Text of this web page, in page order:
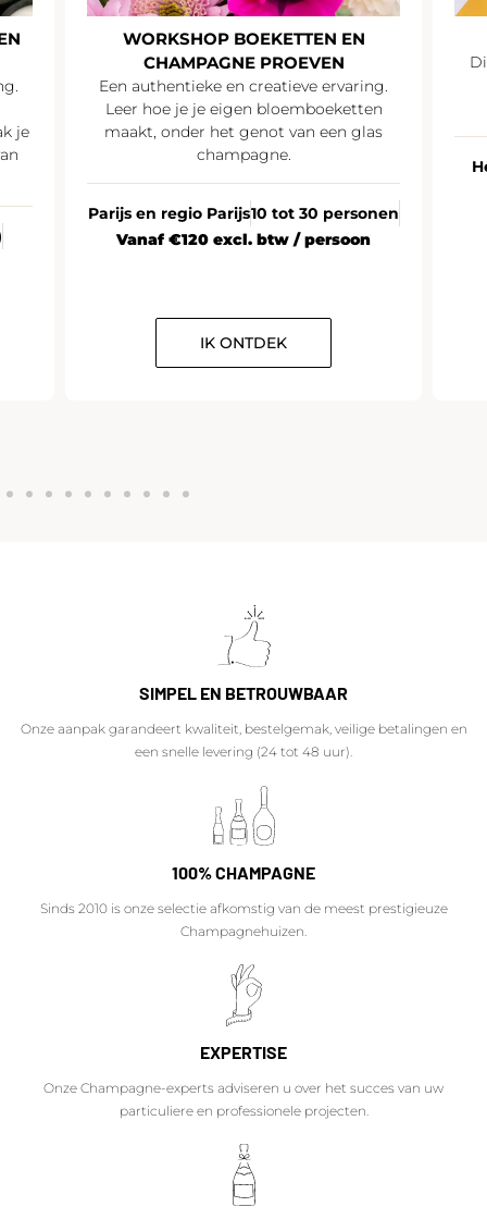
je
WORKSHOP BOEKETTEN EN
CHAMPAGNE PROEVEN
Een authentieke en creatieve ervaring.
Leer hoe je je eigen bloemboeketten
maakt, onder het genot van een glas
champagne.
Parijs en regio Parijs10 tot 30 personen
Vanaf €120 excl. btw / persoon
IK ONTDEK
SIMPEL EN BETROUWBAAR
Onze aanpak garandeert kwaliteit, bestelgemak, veilige betalingen en
een snelle levering (24 tot 48 uur).
100% CHAMPAGNE
Sinds 2010 is onze selectie afkomstig van de meest prestigieuze
Champagnehuizen.
EXPERTISE
Onze Champagne-experts adviseren u over het succes van uw
particuliere en professionele projecten.